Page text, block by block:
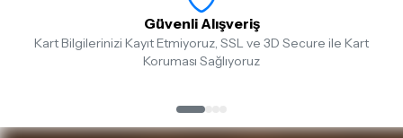
Güvenli Alışveriş
Kart Bilgilerinizi Kayıt Etmiyoruz, SSL ve 3D Secure ile Kart
Koruması Sağlıyoruz